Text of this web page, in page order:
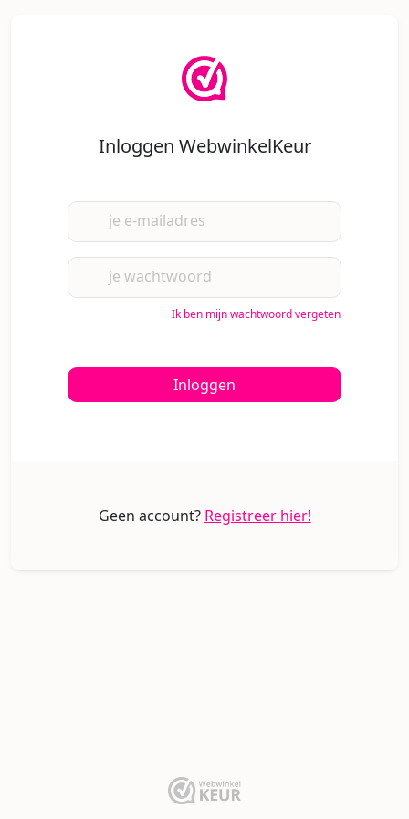
Inloggen WebwinkelKeur
je e-mailadres
je wachtwoord
Ik ben mijn wachtwoord vergeten
Inloggen
Geen account? Registreer hier!